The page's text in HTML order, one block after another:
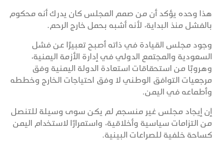
هذا وحده يؤكد أن من صمم المجلس كان يدرك أنه محكوم
بالفشل منذ البداية، لأنه أشبه بحمل خارج الرحم.
وجود مجلس القيادة في ذاته أصبح تعبيرًا عن فشل
السعودية والمجتمع الدولي في إدارة الأزمة اليمنية،
وهروبًا من استحقاقات استعادة الدولة اليمنية وفق
مرجعيات التوافق الوطني لا وفق احتياجات الخارج وخططه
وأطماعه في اليمن.
إن إيجاد مجلس غير منسجم لم يكن سوى وسيلة للتنصل
من التزامات سياسية وأخلاقية، واستمرارًا لاستخدام اليمن
كساحة خلفية للصراعات البينية.